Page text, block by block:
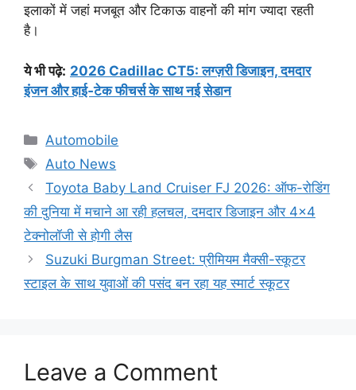
इलाकों में जहां मजबूत और टिकाऊ वाहनों की मांग ज्यादा रहती
है।
ये भी पढ़े: 2026 Cadillac CT5: लग्ज़री डिजाइन, दमदार
इंजन और हाई‑टेक फीचर्स के साथ नई सेडान
Categories
Automobile
Tags
Auto News
Toyota Baby Land Cruiser FJ 2026: ऑफ-रोडिंग
की दुनिया में मचाने आ रही हलचल, दमदार डिजाइन और 4×4
टेक्नोलॉजी से होगी लैस
Suzuki Burgman Street: प्रीमियम मैक्सी-स्कूटर
स्टाइल के साथ युवाओं की पसंद बन रहा यह स्मार्ट स्कूटर
Leave a Comment